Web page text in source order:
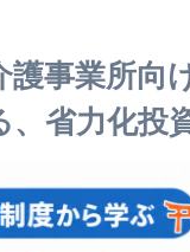
護事業所向
、省力化投